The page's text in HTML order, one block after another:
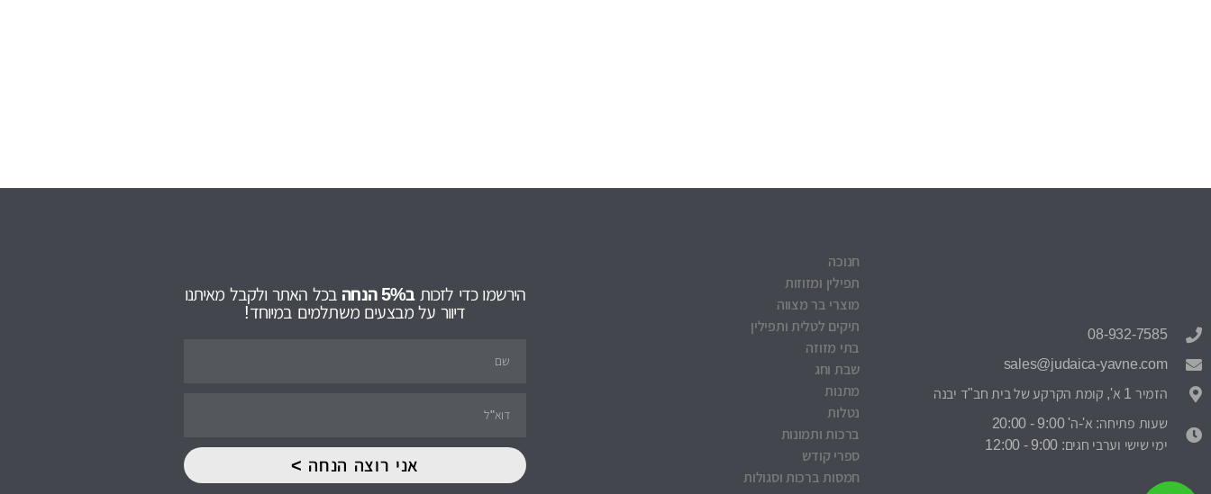
08-932-7585
sales@judaica-yavne.com
הזמיר 1 א', קומת הקרקע של בית חב"ד יבנה
שעות פתיחה: א'-ה' 9:00 - 20:00
ימי שישי וערבי חגים: 9:00 - 12:00
חנוכה
תפילין ומזוזות
מוצרי בר מצווה
תיקים לטלית ותפילין
בתי מזוזה
שבת וחג
מתנות
נטלות
ברכות ותמונות
ספרי קודש
חמסות ברכות וסגולות
הירשמו כדי לזכותב5% הנחה
בכל האתר ולקבל מאיתנו
דיוור על מבצעים משתלמים במיוחד!
אני רוצה הנחה >